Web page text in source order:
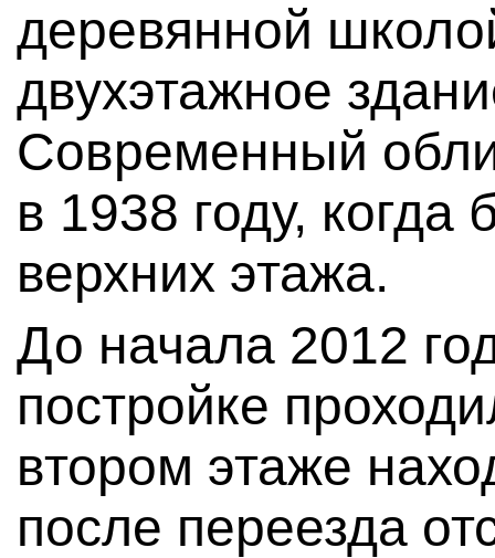
деревянной
двухэтажное
Современный
в 1938 году,
верхних этажа.
До начала 2012
постройке
втором этаже
после переезда